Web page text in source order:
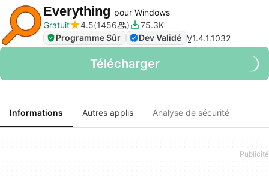
Everything pour Windows
Gratuit
4.5 1456
75.3K
Programme Sûr
Dev Validé V1.4.1.1032
Télécharger
Informations Autres applis Analyse de sécurité